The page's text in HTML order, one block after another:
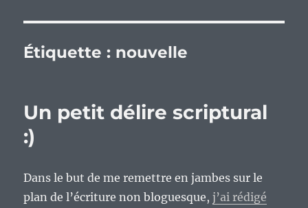
Étiquette : nouvelle
Un petit délire scriptural
:)
Dans le but de me remettre en jambes sur le
plan de l’écriture non bloguesque,j’ai rédigé